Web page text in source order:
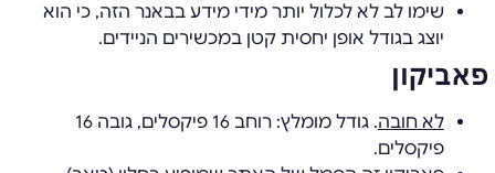
שימו לב לא לכלול יותר מידי מידע בבאנר הזה, כי הוא
יוצג בגודל אופן יחסית קטן במכשירים הניידים.
פאביקון
לא חובה
. גודל מומלץ: רוחב 16 פיקסלים, גובה 16
פיקסלים.